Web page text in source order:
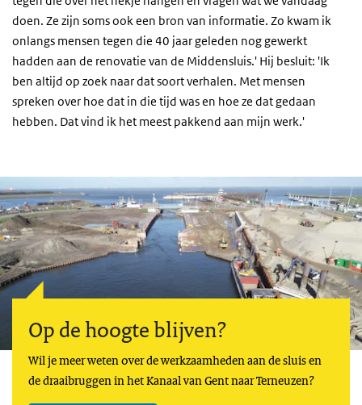
doen. Ze zijn soms ook een bron van informatie. Zo kwam ik
onlangs mensen tegen die 40 jaar geleden nog gewerkt
hadden aan de renovatie van de Middensluis.' Hij besluit: 'Ik
ben altijd op zoek naar dat soort verhalen. Met mensen
spreken over hoe dat in die tijd was en hoe ze dat gedaan
hebben. Dat vind ik het meest pakkend aan mijn werk.'
Op de hoogte blijven?
Wil je meer weten over de werkzaamheden aan de sluis en
de draaibruggen in het Kanaal van Gent naar Terneuzen?